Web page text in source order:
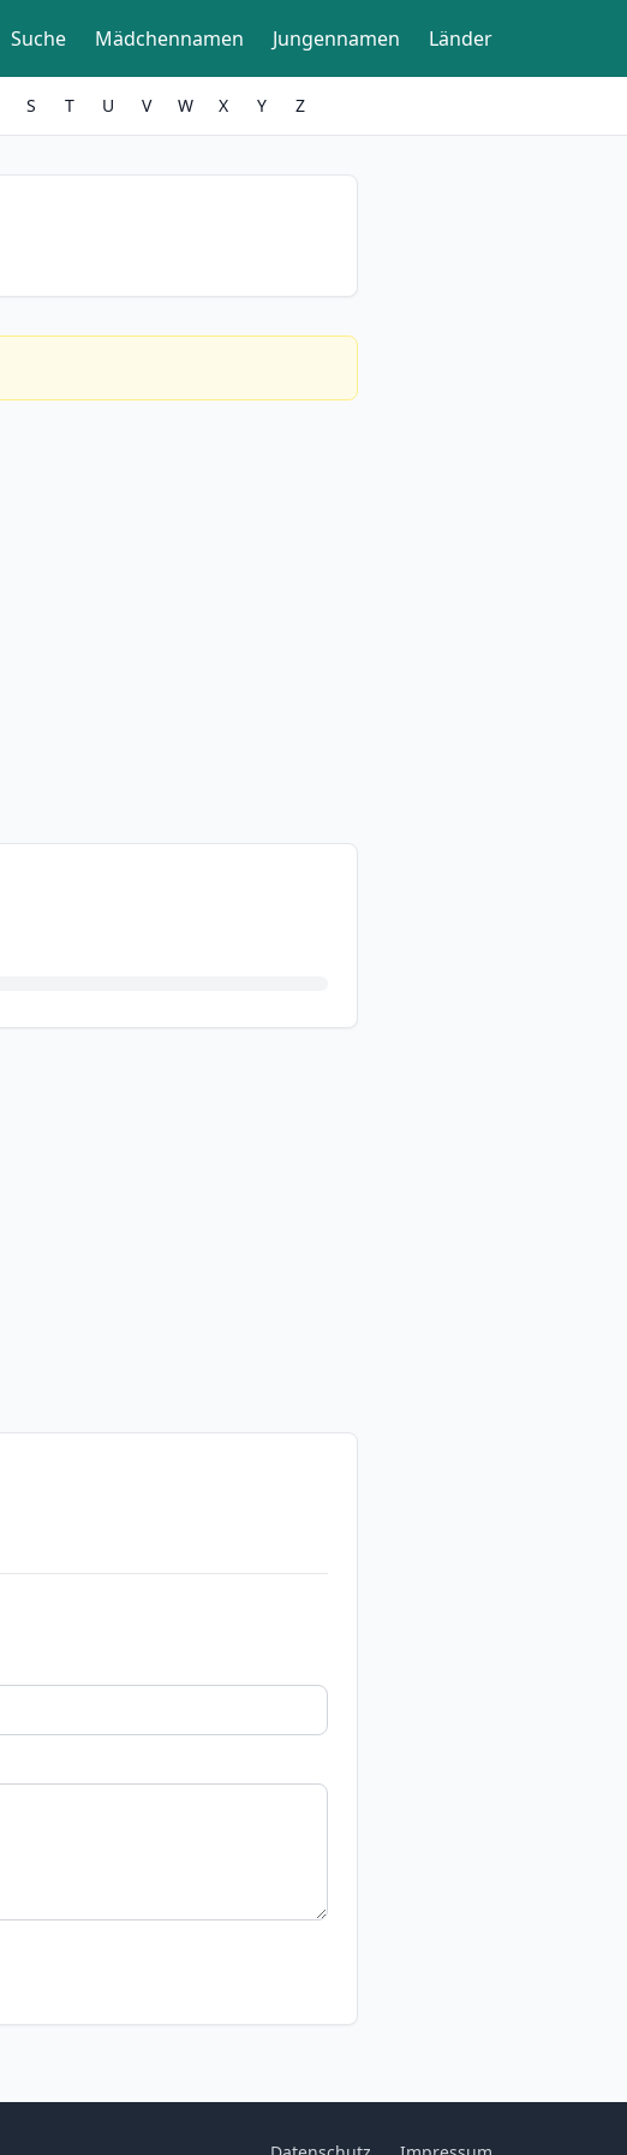
Suche Mädchennamen Jungennamen Länder
S T U V W X Y Z